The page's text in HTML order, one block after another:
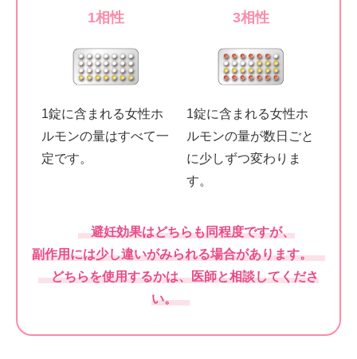
1相性
1錠に含まれる女性ホ
ルモンの量はすべて一
定です。
3相性
1錠に含まれる女性ホ
ルモンの量が数日ごと
に少しずつ変わりま
す。
避妊効果はどちらも同程度ですが、
副作用には少し違いがみられる場合があります。
どちらを使用するかは、医師と相談してくださ
い。